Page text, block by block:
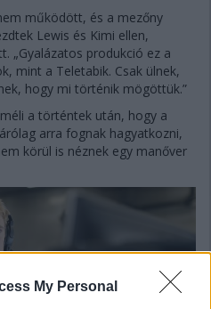
My Personal
működött, és a mezőny
Lewis és Kimi ellen,
„Gyalázatos produkció ez a
mint a Teletabik. Csak ülnek,
hogy mi történik mögöttük.”
a történtek után, hogy a
arra fognak hagyatkozni,
körül is néznek egy manőver